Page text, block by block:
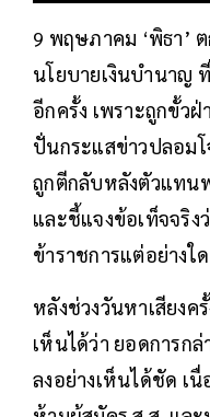
9 พฤษภาคม ‘พิธา’
นโยบายเงินบำนาญ
อีกครั้ง เพราะถูกขั้วฝ่
ปั่นกระแสข่าวปลอม
ถูกตีกลับหลังตัวแทน
และชี้แจงข้อเท็จจริ
ข้าราชการแต่อย่างใด
หลังช่วงวันหาเสียง
เห็นได้ว่า ยอดการก
ลงอย่างเห็นได้ชัด เ